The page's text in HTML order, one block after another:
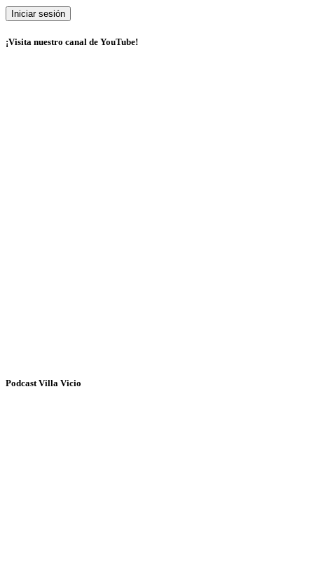
¡Visita nuestro canal de YouTube!
Podcast Villa Vicio